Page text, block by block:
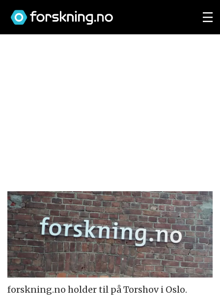
forskning.no holder til på Torshov i Oslo.